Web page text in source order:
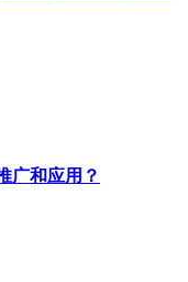
广和应用？